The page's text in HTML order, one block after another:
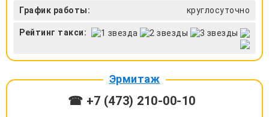
График работы: круглосуточно
Рейтинг такси:
Эрмитаж
☎ +7 (473) 210-00-10